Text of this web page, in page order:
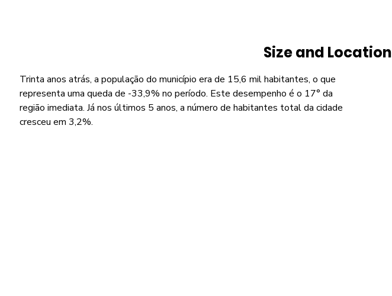
Size and Location
Trinta anos atrás, a população do município era de 15,6 mil habitantes, o que
representa uma queda de -33,9% no período. Este desempenho é o 17° da
região imediata. Já nos últimos 5 anos, a número de habitantes total da cidade
cresceu em 3,2%.